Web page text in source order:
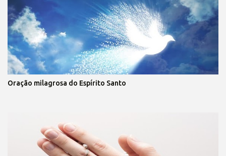
Oração milagrosa do Espírito Santo